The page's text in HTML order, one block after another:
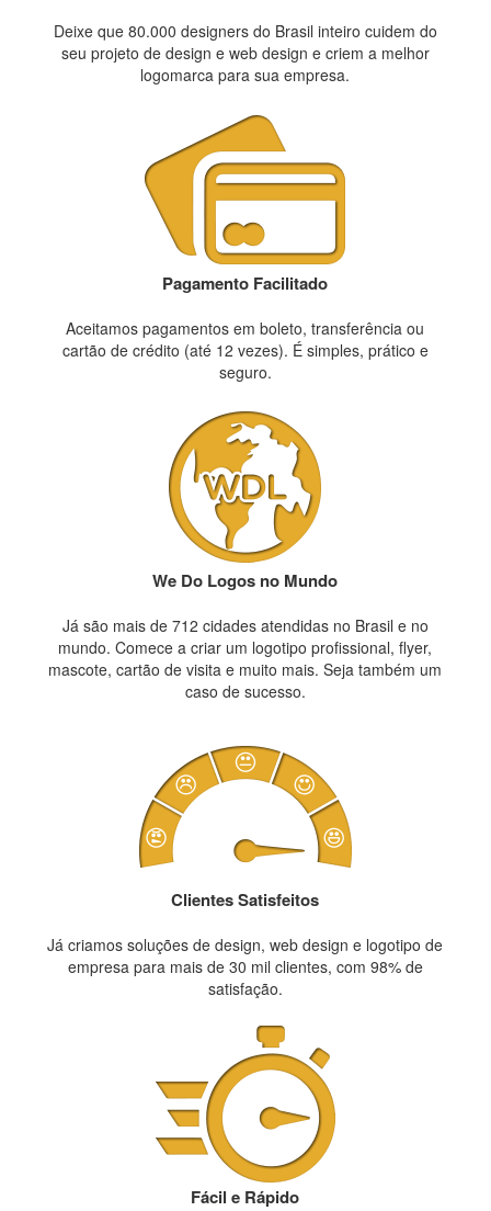
Deixe que 80.000 designers do Brasil inteiro cuidem do
seu projeto de design e web design e criem a melhor
logomarca para sua empresa.
Pagamento Facilitado
Aceitamos pagamentos em boleto, transferência ou
cartão de crédito (até 12 vezes). É simples, prático e
seguro.
We Do Logos no Mundo
Já são mais de 712 cidades atendidas no Brasil e no
mundo. Comece a criar um logotipo profissional, flyer,
mascote, cartão de visita e muito mais. Seja também um
caso de sucesso.
Clientes Satisfeitos
Já criamos soluções de design, web design e logotipo de
empresa para mais de 30 mil clientes, com 98% de
satisfação.
Fácil e Rápido